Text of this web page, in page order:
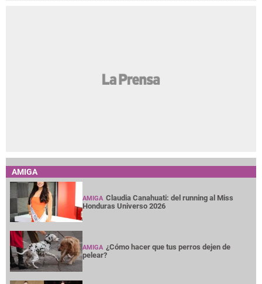
AMIGA
AMIGA Claudia Canahuati: del running al Miss
Honduras Universo 2026
AMIGA ¿Cómo hacer que tus perros dejen de
pelear?